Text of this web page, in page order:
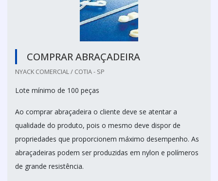
COMPRAR ABRAÇADEIRA
NYACK COMERCIAL / COTIA - SP
Lote mínimo de 100 peças
Ao comprar abraçadeira o cliente deve se atentar a
qualidade do produto, pois o mesmo deve dispor de
propriedades que proporcionem máximo desempenho. As
abraçadeiras podem ser produzidas em nylon e polímeros
de grande resistência.